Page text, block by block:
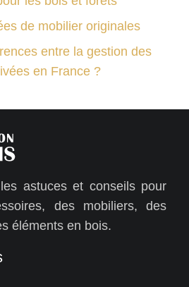
de mobilier originales
entre la gestion des
en France ?
astuces et conseils pour
des mobiliers, des
éléments en bois.